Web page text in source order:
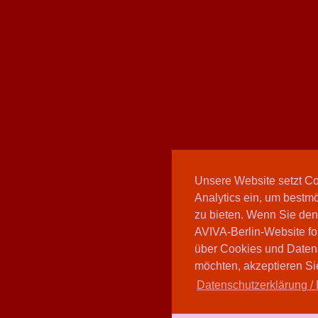
Unsere Website setzt
Analytics ein, um
zu bieten. Wenn Sie
AVIVA-Berlin-Website
über Cookies und
möchten, akzeptieren
Datenschutzerklärung /